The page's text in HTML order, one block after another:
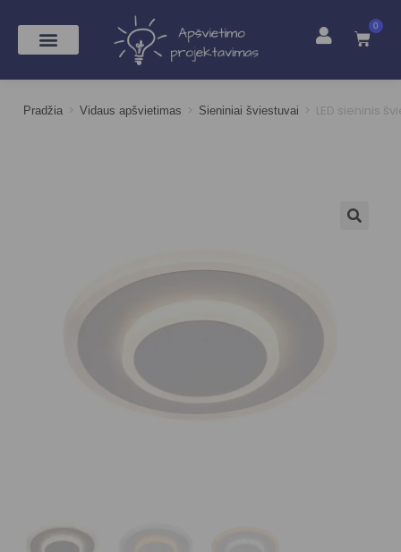
0
Pradžia > Vidaus apšvietimas > Sieniniai šviestuvai > LED sieninis